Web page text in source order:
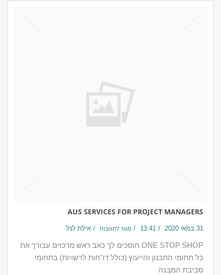
AUS SERVICES FOR PROJECT MANAGERS
31 במאי 2020 13:41 סגור לתגובות אילת לנל
ONE STOP SHOP חוסכים לך כאב ראש מרכזים עבורך את
כל תחומי התכנון והייעוץ (כולל דו"חות לרשויות) בתחומי
סביבת המבנה